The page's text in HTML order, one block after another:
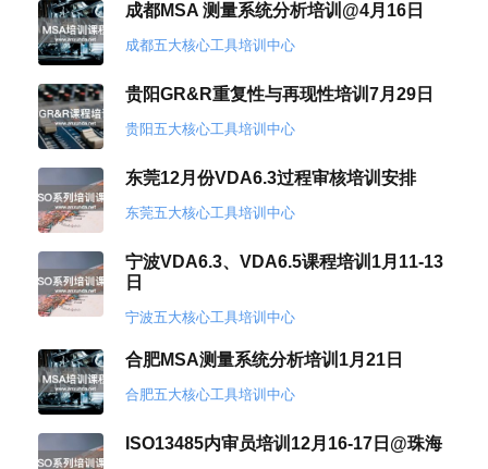
成都MSA 测量系统分析培训@4月16日
成都五大核心工具培训中心
贵阳GR&R重复性与再现性培训7月29日
贵阳五大核心工具培训中心
东莞12月份VDA6.3过程审核培训安排
东莞五大核心工具培训中心
宁波VDA6.3、VDA6.5课程培训1月11-13
日
宁波五大核心工具培训中心
合肥MSA测量系统分析培训1月21日
合肥五大核心工具培训中心
ISO13485内审员培训12月16-17日@珠海